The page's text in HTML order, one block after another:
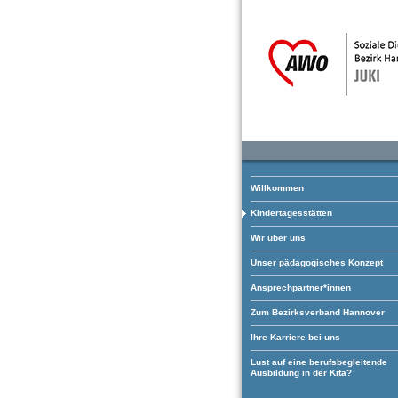
Willkommen
Kindertagesstätten
Wir über uns
Unser pädagogisches Konzept
Ansprechpartner*innen
Zum Bezirksverband Hannover
Ihre Karriere bei uns
Lust auf eine berufsbegleitende
Ausbildung in der Kita?